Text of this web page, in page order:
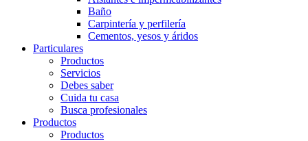
Baño
Carpintería y perfilería
Cementos, yesos y áridos
Particulares
Productos
Servicios
Debes saber
Cuida tu casa
Busca profesionales
Productos
Productos